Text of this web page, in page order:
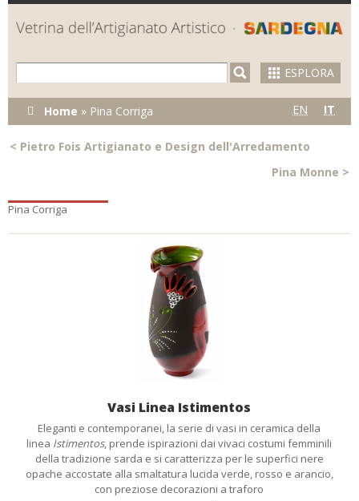
Skip to
main
content
ESPLORA
Tu sei qui
Home » Pina Corriga EN IT
< Pietro Fois Artigianato e Design dell'Arredamento
Pina Monne >
Pina Corriga
Vasi Linea Istimentos
Eleganti e contemporanei, la serie di vasi in ceramica della
linea Istimentos, prende ispirazioni dai vivaci costumi femminili
della tradizione sarda e si caratterizza per le superfici nere
opache accostate alla smaltatura lucida verde, rosso e arancio,
con preziose decorazioni a traforo